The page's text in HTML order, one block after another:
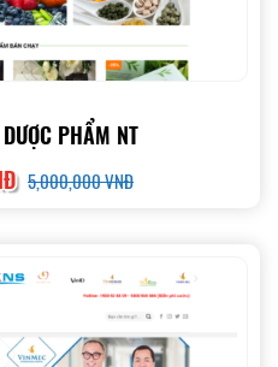
PHẨM NT
5,000,000 VNĐ